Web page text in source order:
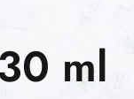
ml